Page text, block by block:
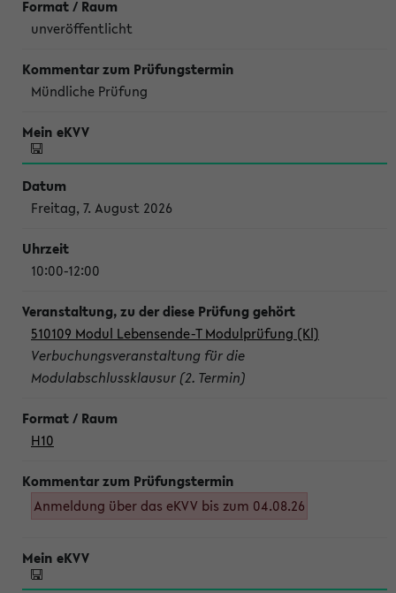
unveröffentlicht
Mündliche Prüfung
Freitag, 7. August 2026
10:00-12:00
510109 Modul Lebensende-T Modulprüfung (Kl)
Verbuchungsveranstaltung für die
Modulabschlussklausur (2. Termin)
H10
Anmeldung über das eKVV bis zum 04.08.26